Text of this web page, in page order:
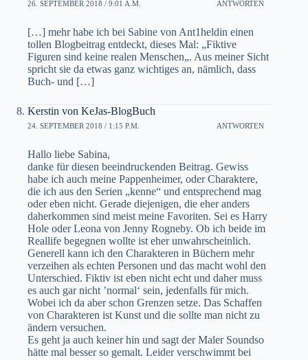
26. SEPTEMBER 2018 / 9:01 A.M. ANTWORTEN
[…] mehr habe ich bei Sabine von Ant1heldin einen
tollen Blogbeitrag entdeckt, dieses Mal: „Fiktive
Figuren sind keine realen Menschen„. Aus meiner Sicht
spricht sie da etwas ganz wichtiges an, nämlich, dass
Buch- und […]
Kerstin von KeJas-BlogBuch
24. SEPTEMBER 2018 / 1:15 P.M. ANTWORTEN
Hallo liebe Sabina,
danke für diesen beeindruckenden Beitrag. Gewiss
habe ich auch meine Pappenheimer, oder Charaktere,
die ich aus den Serien „kenne“ und entsprechend mag
oder eben nicht. Gerade diejenigen, die eher anders
daherkommen sind meist meine Favoriten. Sei es Harry
Hole oder Leona von Jenny Rogneby. Ob ich beide im
Reallife begegnen wollte ist eher unwahrscheinlich.
Generell kann ich den Charakteren in Büchern mehr
verzeihen als echten Personen und das macht wohl den
Unterschied. Fiktiv ist eben nicht echt und daher muss
es auch gar nicht ’normal‘ sein, jedenfalls für mich.
Wobei ich da aber schon Grenzen setze. Das Schaffen
von Charakteren ist Kunst und die sollte man nicht zu
ändern versuchen.
Es geht ja auch keiner hin und sagt der Maler Soundso
hätte mal besser so gemalt. Leider verschwimmt bei